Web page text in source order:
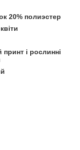
20% полиэстер
принт і рослинні